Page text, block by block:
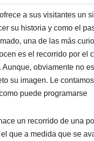
k
e
d
I
n
i
l
e
a
d
s
a sus visitantes un
su historia y como el
una de las más
es el recorrido por el
Aunque, obviamente no
su imagen. Le
puede programarse
un recorrido de una
que a medida que se